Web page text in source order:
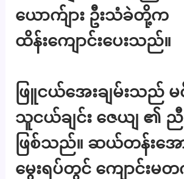
ယောက်ျား ဦးသံခဲတို့က
ထိန်းကျောင်းပေးသည်။
ဖြူငယ်အေးချမ်းသည် မ
သူငယ်ချင်း ဇေယျ ၏
ဖြစ်သည်။ ဆယ်တန်းအေ
မွေးရပ်တွင် ကျောင်းမတ